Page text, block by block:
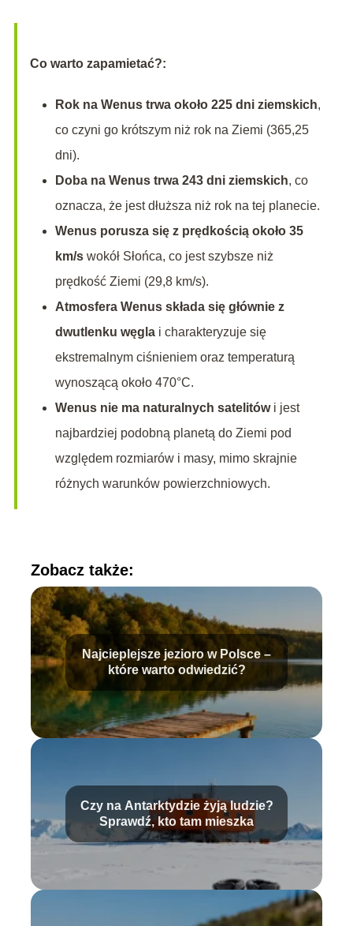
Co warto zapamietać?:
Rok na Wenus trwa około 225 dni ziemskich,
co czyni go krótszym niż rok na Ziemi (365,25
dni).
Doba na Wenus trwa 243 dni ziemskich, co
oznacza, że jest dłuższa niż rok na tej planecie.
Wenus porusza się z prędkością około 35
km/swokół Słońca, co jest szybsze niż
prędkość Ziemi (29,8 km/s).
Atmosfera Wenus składa się głównie z
dwutlenku węglai charakteryzuje się
ekstremalnym ciśnieniem oraz temperaturą
wynoszącą około 470°C.
Wenus nie ma naturalnych satelitówi jest
najbardziej podobną planetą do Ziemi pod
względem rozmiarów i masy, mimo skrajnie
różnych warunków powierzchniowych.
Zobacz także:
Najcieplejsze jezioro w Polsce –
które warto odwiedzić?
Czy na Antarktydzie żyją ludzie?
Sprawdź, kto tam mieszka